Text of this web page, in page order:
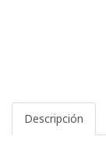
Descripción